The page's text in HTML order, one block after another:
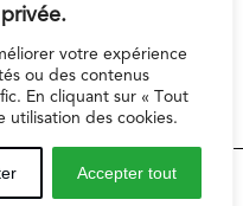
votre expérience
ou des contenus
En cliquant sur « Tout
utilisation des cookies.
Accepter tout
et la Ville de Paris.
France pour l’EPAT
Mentions légales
des données personnelles